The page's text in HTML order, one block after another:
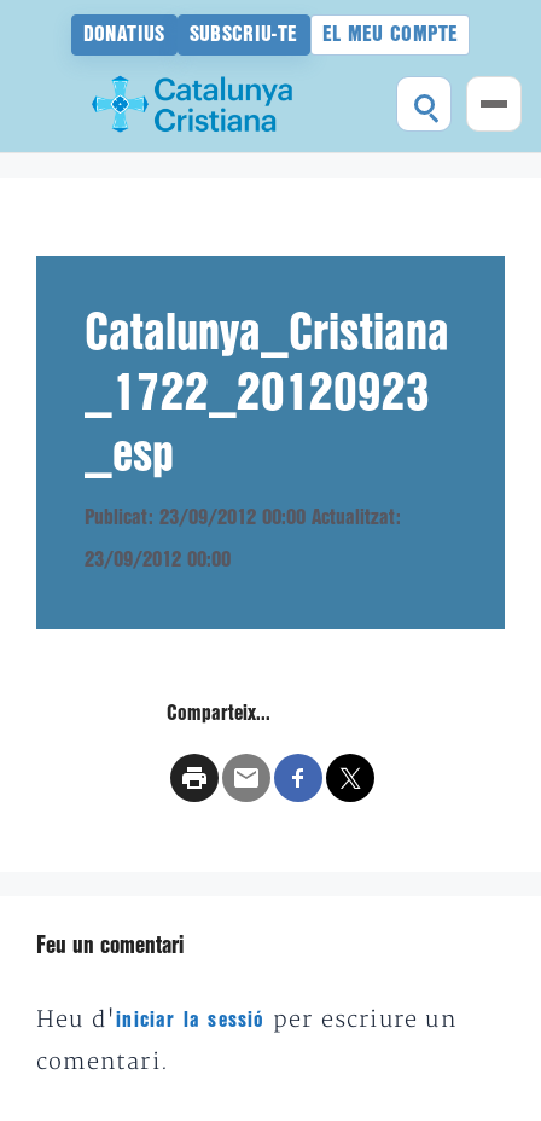
DONATIUS SUBSCRIU-TE EL MEU COMPTE
Catalunya_Cristiana
_1722_20120923
_esp
Publicat: 23/09/2012 00:00 Actualitzat:
23/09/2012 00:00
Comparteix...
Feu un comentari
Heu d'iniciar la sessió
per escriure un
comentari.